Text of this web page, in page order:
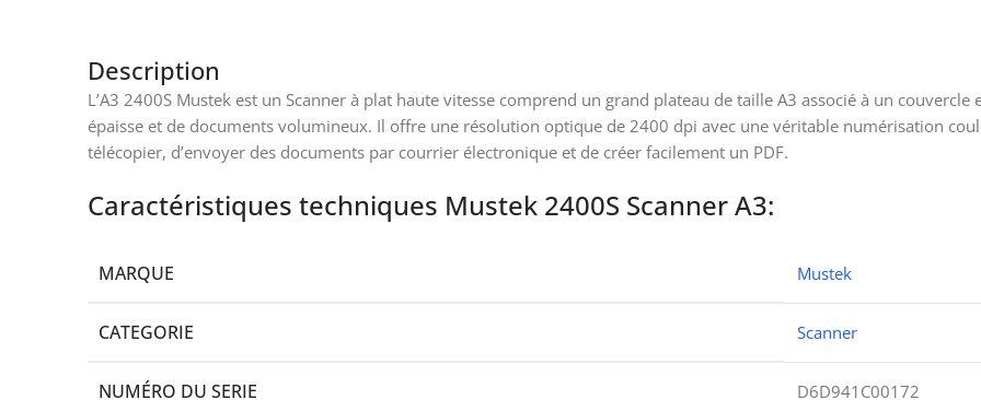
Description
L’A3 2400S Mustek est un Scanner à plat haute vitesse comprend un grand plateau de taille A3 associé à un
épaisse et de documents volumineux. Il offre une résolution optique de 2400 dpi avec une véritable numérisation
télécopier, d’envoyer des documents par courrier électronique et de créer facilement un PDF.
Caractéristiques techniques Mustek 2400S Scanner A3:
MARQUE Mustek
CATEGORIE Scanner
NUMÉRO DU SERIE D6D941C00172